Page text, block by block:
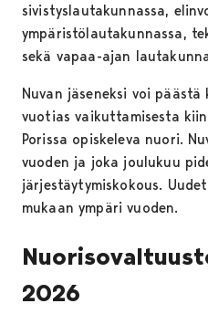
sivistyslautakunnassa,
ympäristölautakunnassa,
sekä vapaa-ajan
Nuvan jäseneksi voi päästä
vuotias vaikuttamisesta
Porissa opiskeleva nuori.
vuoden ja joka joulukuu
järjestäytymiskokous.
mukaan ympäri vuoden.
2026